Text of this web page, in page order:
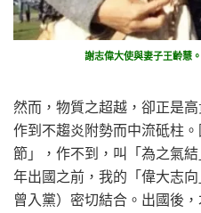
謝志偉大使與妻子王齡慧
然而，物質之超越，卻正是
作到不趨炎附勢而中流砥柱
節」，作不到，叫「為之氣
年出國之前，我的「偉大志
曾入黨）密切結合。出國後